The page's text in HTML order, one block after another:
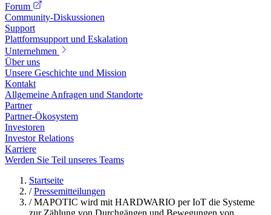
Forum
Community-Diskussionen
Support
Plattformsupport und Eskalation
Unternehmen
Über uns
Unsere Geschichte und Mission
Kontakt
Allgemeine Anfragen und Standorte
Partner
Partner-Ökosystem
Investoren
Investor Relations
Karriere
Werden Sie Teil unseres Teams
Startseite
/ Pressemitteilungen
/ MAPOTIC wird mit HARDWARIO per IoT die Systeme
zur Zählung von Durchgängen und Bewegungen von